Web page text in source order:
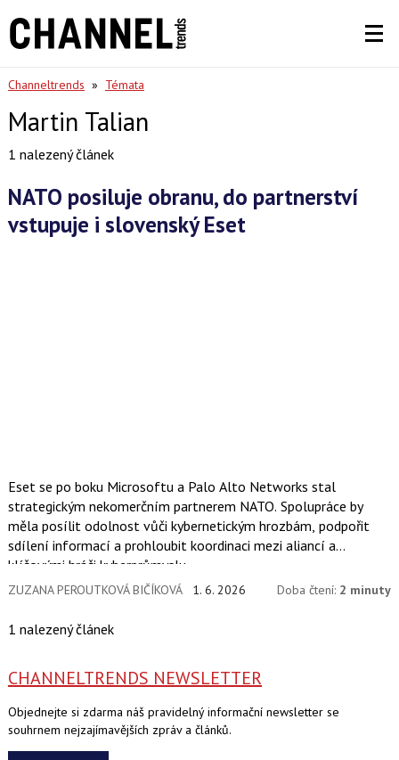
Channeltrends » Témata
Martin Talian
1 nalezený článek
NATO posiluje obranu, do partnerství
vstupuje i slovenský Eset
Eset se po boku Microsoftu a Palo Alto Networks stal
strategickým nekomerčním partnerem NATO. Spolupráce by
měla posílit odolnost vůči kybernetickým hrozbám, podpořit
sdílení informací a prohloubit koordinaci mezi aliancí a
klíčovými hráči kyberprůmyslu.
ZUZANA PEROUTKOVÁ BIČÍKOVÁ 1. 6. 2026 Doba čtení: 2 minuty
1 nalezený článek
CHANNELTRENDS NEWSLETTER
Objednejte si zdarma náš pravidelný informační newsletter se
souhrnem nejzajímavějších zpráv a článků.